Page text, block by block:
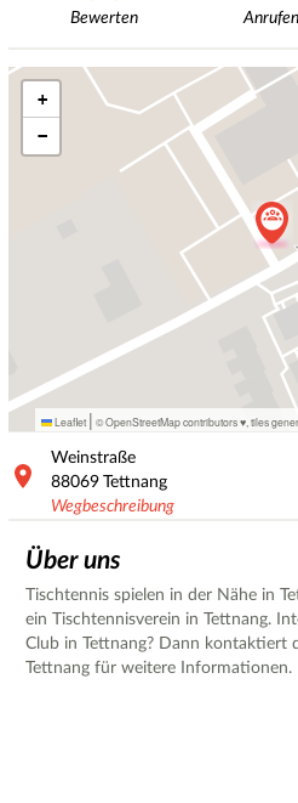
Bewerten Anrufen
+
−
Leaflet | © OpenStreetMap contributors ♥, tiles
Weinstraße
88069 Tettnang
Wegbeschreibung
Über uns
Tischtennis spielen in der Nähe in
ein Tischtennisverein in Tettnang.
Club in Tettnang? Dann kontaktiert
Tettnang für weitere Informationen.